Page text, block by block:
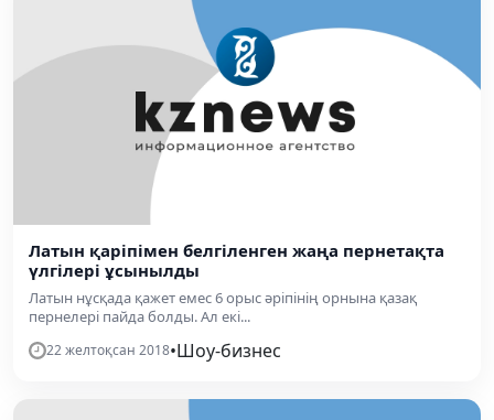
Латын қаріпімен белгіленген жаңа пернетақта
үлгілері ұсынылды
Латын нұсқада қажет емес 6 орыс әріпінің орнына қазақ
пернелері пайда болды. Ал екі...
22 желтоқсан 2018•Шоу-бизнес